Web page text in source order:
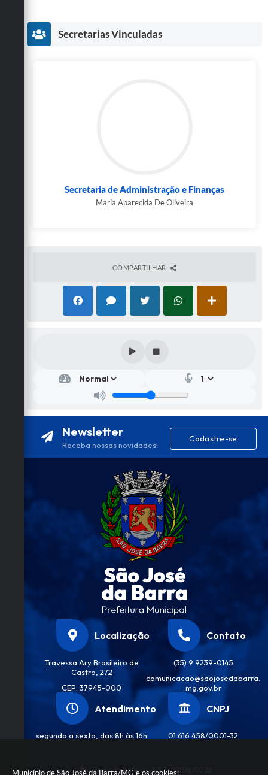
Município de São José da Barra/MG e os cookies:
Secretarias Vinculadas
Secretaria de Administração e Finanças
Maria Aparecida De Oliveira
COMPARTILHAR
Newsletter
Receba nossas novidades!
Cadastre-se
Localização
Travessa Ary Brasileiro de
Castro, 272
CEP: 37945-000
Contato
(35) 9 9239-0145
comunicacao@saojosedabarra.
mg.gov.br
Atendimento
segunda a sexta, das 8h às 16h
CNPJ
01.616.458/0001-32
Versão do Sistema: 3.5.3 - 19/06/2026